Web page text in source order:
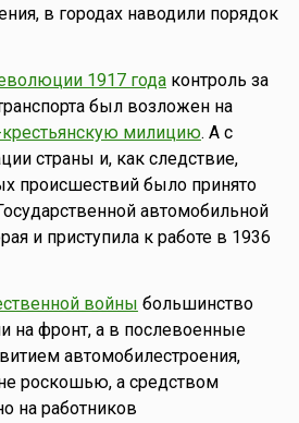
в городах наводили порядок
1917 годаконтроль за
был возложен на
крестьянскую милицию. А с
страны и, как следствие,
происшествий было принято
автомобильной
и приступила к работе в 1936
войны большинство
на фронт, а в послевоенные
автомобилестроения,
роскошью, а средством
на работников